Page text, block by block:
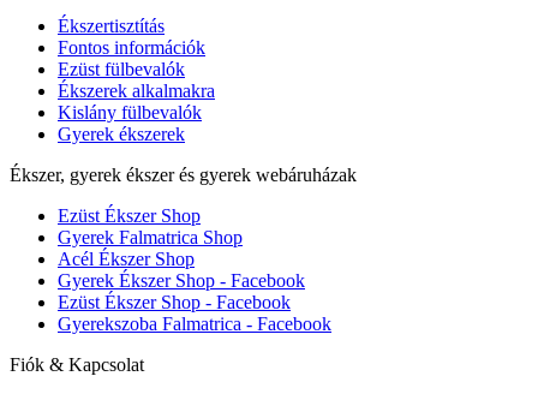
Ékszertisztítás
Fontos információk
Ezüst fülbevalók
Ékszerek alkalmakra
Kislány fülbevalók
Gyerek ékszerek
Ékszer, gyerek ékszer és gyerek webáruházak
Ezüst Ékszer Shop
Gyerek Falmatrica Shop
Acél Ékszer Shop
Gyerek Ékszer Shop - Facebook
Ezüst Ékszer Shop - Facebook
Gyerekszoba Falmatrica - Facebook
Fiók & Kapcsolat